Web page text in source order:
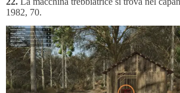
1982, 70.